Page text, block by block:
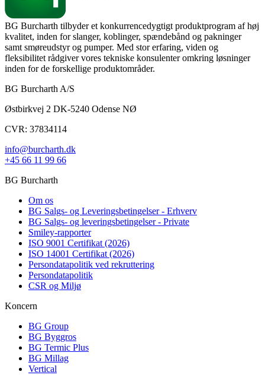
BG Burcharth tilbyder et konkurrencedygtigt produktprogram af høj
kvalitet, inden for slanger, koblinger, spændebånd og pakninger
samt smøreudstyr og pumper. Med stor erfaring, viden og
fleksibilitet rådgiver vores tekniske konsulenter omkring løsninger
inden for de forskellige produktområder.
BG Burcharth A/S
Østbirkvej 2 DK-5240 Odense NØ
CVR: 37834114
info@burcharth.dk
+45 66 11 99 66
BG Burcharth
Om os
BG Salgs- og Leveringsbetingelser - Erhverv
BG Salgs- og leveringsbetingelser - Private
Smiley-rapporter
ISO 9001 Certifikat (2026)
ISO 14001 Certifikat (2026)
Persondatapolitik ved rekruttering
Persondatapolitik
CSR og Miljø
Koncern
BG Group
BG Byggros
BG Termic Plus
BG Millag
Vertical